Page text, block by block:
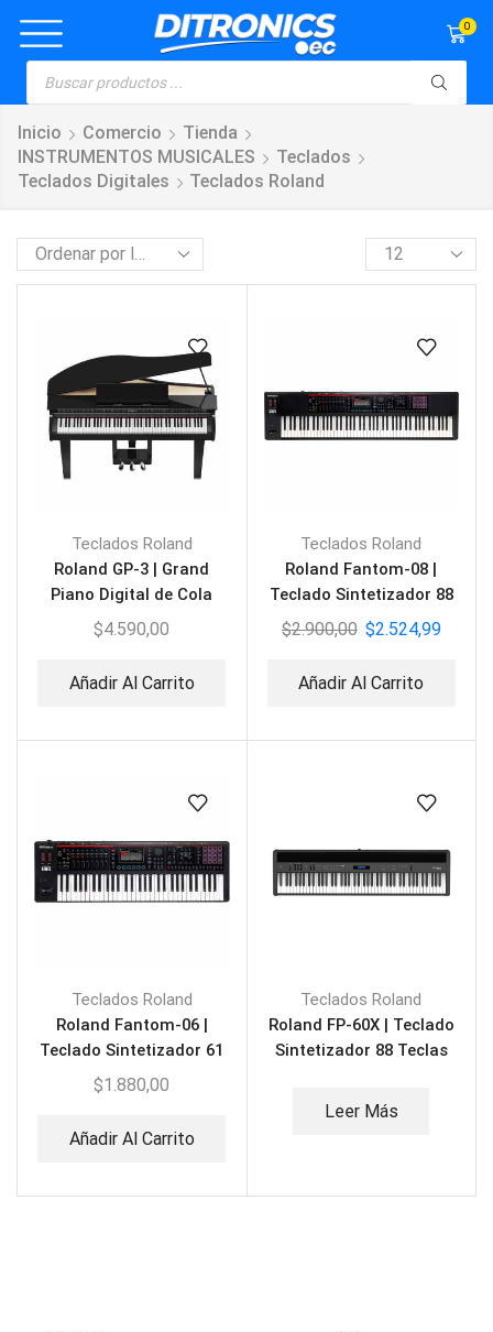
0
Inicio Comercio
Tienda
INSTRUMENTOS MUSICALES
Teclados
Teclados Digitales
Teclados Roland
Teclados Roland
Roland GP-3 | Grand
Piano Digital de Cola
$4.590,00
Añadir Al Carrito
Teclados Roland
Roland Fantom-08 |
Teclado Sintetizador 88
Teclas
$2.900,00 $2.524,99
Añadir Al Carrito
Teclados Roland
Roland Fantom-06 |
Teclado Sintetizador 61
Teclas
$1.880,00
Añadir Al Carrito
Teclados Roland
Roland FP-60X | Teclado
Sintetizador 88 Teclas
Leer Más